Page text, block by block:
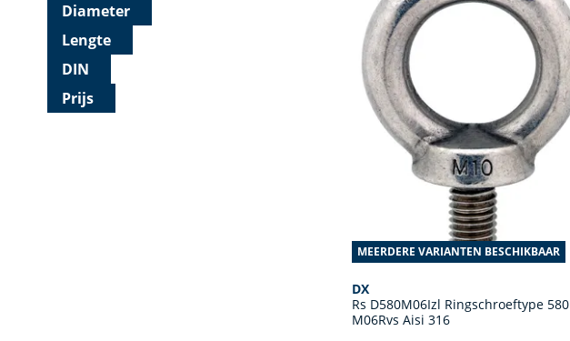
Diameter
Lengte
DIN
Prijs
MEERDERE VARIANTEN BESCHIKBAAR
DX
Rs D580M06Izl Ringschroeftype 580
M06Rvs Aisi 316